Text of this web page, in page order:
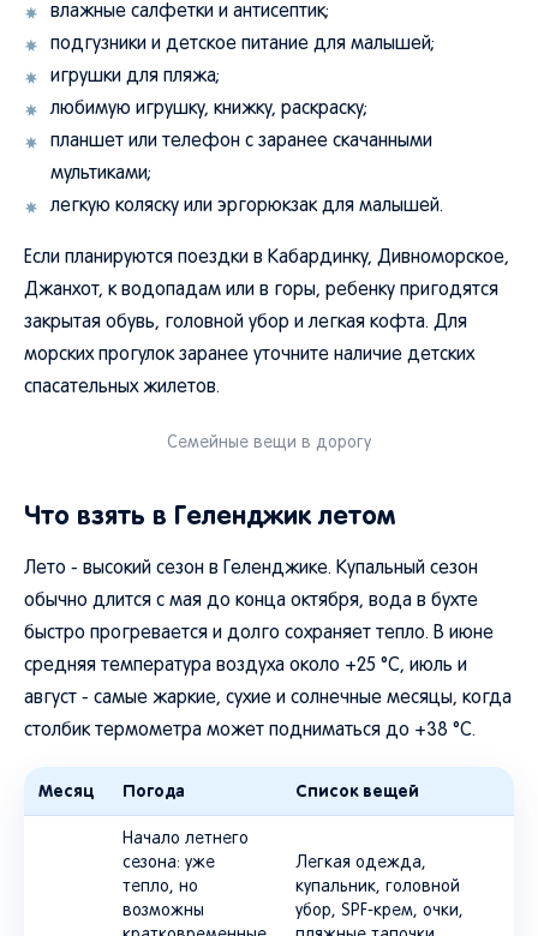
влажные салфетки и антисептик;
подгузники и детское питание для малышей;
игрушки для пляжа;
любимую игрушку, книжку, раскраску;
планшет или телефон с заранее скачанными
мультиками;
легкую коляску или эргорюкзак для малышей.
Если планируются поездки в Кабардинку, Дивноморское,
Джанхот, к водопадам или в горы, ребенку пригодятся
закрытая обувь, головной убор и легкая кофта. Для
морских прогулок заранее уточните наличие детских
спасательных жилетов.
Семейные вещи в дорогу
Что взять в Геленджик летом
Лето - высокий сезон в Геленджике. Купальный сезон
обычно длится с мая до конца октября, вода в бухте
быстро прогревается и долго сохраняет тепло. В июне
средняя температура воздуха около +25 °C, июль и
август - самые жаркие, сухие и солнечные месяцы, когда
столбик термометра может подниматься до +38 °C.
Месяц Погода Список вещей
Начало летнего
сезона: уже
тепло, но
возможны
Легкая одежда,
купальник, головной
убор, SPF-крем, очки,